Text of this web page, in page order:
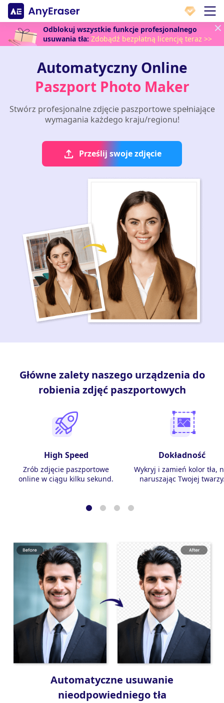
Odblokuj wszystkie funkcje profesjonalnego
usuwania tła: Zdobądź bezpłatną licencję teraz >>
Automatyczny Online
Paszport Photo Maker
Stwórz profesjonalne zdjęcie paszportowe spełniające
wymagania każdego kraju/regionu!
Prześlij swoje zdjęcie
Główne zalety naszego urządzenia do
robienia zdjęć paszportowych
High Speed
Zrób zdjęcie paszportowe
online w ciągu kilku sekund.
Dokładność
Wykryj i zamień kolor tła,
naruszając Twojej
Automatyczne usuwanie
nieodpowiedniego tła